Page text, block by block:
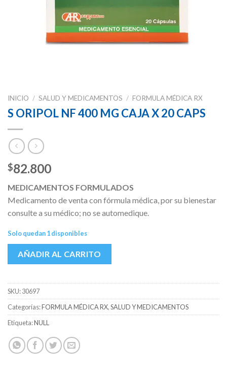
INICIO / SALUD Y MEDICAMENTOS / FORMULA MÉDICA RX
S ORIPOL NF 400 MG CAJA X 20 CAPS
$82.800
MEDICAMENTOS FORMULADOS
Medicamento de venta con fórmula médica, por su bienestar
consulte a su médico; no se automedique.
Solo quedan 1 disponibles
AÑADIR AL CARRITO
SKU:30697
Categorías:FORMULA MÉDICA RX,SALUD Y MEDICAMENTOS
Etiqueta:NULL